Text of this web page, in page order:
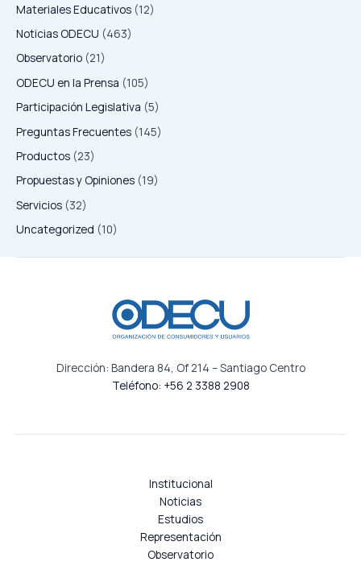
Materiales Educativos (12)
Noticias ODECU (463)
Observatorio (21)
ODECU en la Prensa (105)
Participación Legislativa (5)
Preguntas Frecuentes (145)
Productos (23)
Propuestas y Opiniones (19)
Servicios (32)
Uncategorized (10)
Dirección: Bandera 84, Of 214 – Santiago Centro
Teléfono: +56 2 3388 2908
Institucional
Noticias
Estudios
Representación
Observatorio